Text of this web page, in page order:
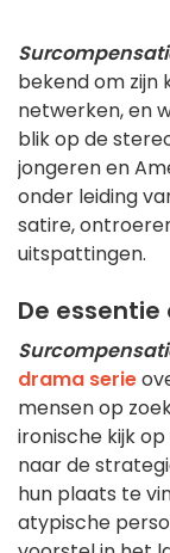
bekend om zijn
netwerken, en
blik op de
jongeren en
onder leiding
satire,
uitspattingen.
De
drama serie
mensen op
ironische kijk
naar de
hun plaats te
atypische